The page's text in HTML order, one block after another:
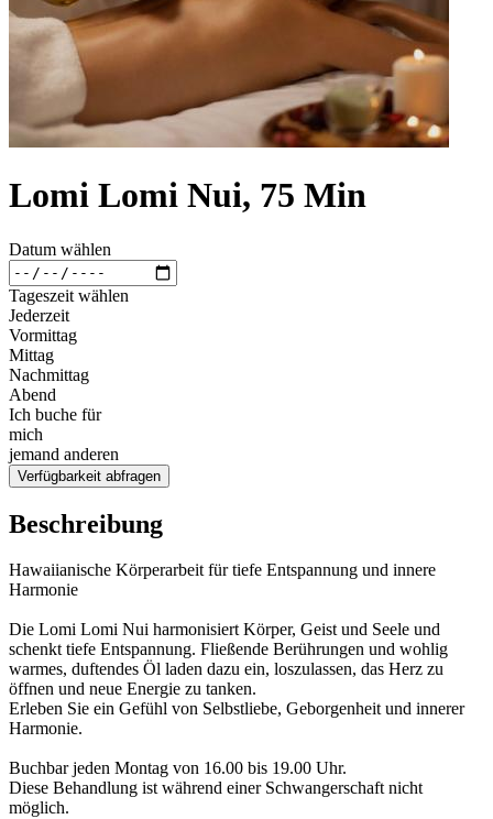
Lomi Lomi Nui, 75 Min
Datum wählen
Tageszeit wählen
Jederzeit
Vormittag
Mittag
Nachmittag
Abend
Ich buche für
mich
jemand anderen
Verfügbarkeit abfragen
Beschreibung
Hawaiianische Körperarbeit für tiefe Entspannung und innere
Harmonie
Die Lomi Lomi Nui harmonisiert Körper, Geist und Seele und
schenkt tiefe Entspannung. Fließende Berührungen und wohlig
warmes, duftendes Öl laden dazu ein, loszulassen, das Herz zu
öffnen und neue Energie zu tanken.
Erleben Sie ein Gefühl von Selbstliebe, Geborgenheit und innerer
Harmonie.
Buchbar jeden Montag von 16.00 bis 19.00 Uhr.
Diese Behandlung ist während einer Schwangerschaft nicht
möglich.